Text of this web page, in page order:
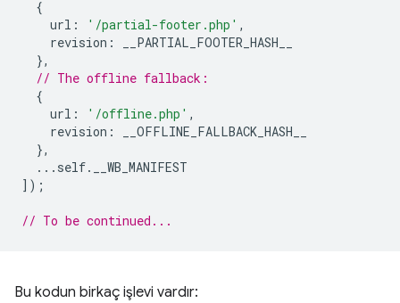
{
url : '/partial-footer.php' ,
revision :
__PARTIAL_FOOTER_HASH__
},
// The offline fallback:
{
url : '/offline.php' ,
revision :
__OFFLINE_FALLBACK_HASH__
},
... self.
__WB_MANIFEST
]);
// To be continued...
Bu kodun birkaç işlevi vardır: